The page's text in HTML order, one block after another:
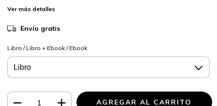
Ver más detalles
Envío gratis
Libro / Libro + Ebook / Ebook